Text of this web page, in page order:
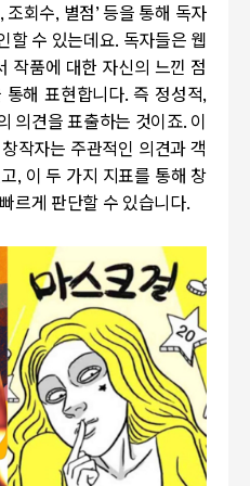
, 조회수, 별점’등을 통해 독자
할 수 있는데요. 독자들은 웹
작품에 대한 자신의 느낀 점
통해 표현합니다.즉 정성적,
의견을 표출하는 것이죠. 이
작자는 주관적인 의견과 객
, 이 두 가지 지표를 통해 창
르게 판단할 수 있습니다.